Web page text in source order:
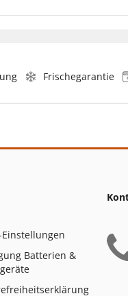
Frischegarantie
Einstellungen
Batterien &